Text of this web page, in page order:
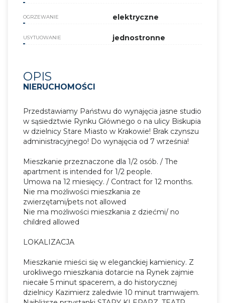
OGRZEWANIE elektryczne
USYTUOWANIE jednostronne
OPIS
NIERUCHOMOŚCI
Przedstawiamy Państwu do wynajęcia jasne studio
w sąsiedztwie Rynku Głównego o na ulicy Biskupia
w dzielnicy Stare Miasto w Krakowie! Brak czynszu
administracyjnego! Do wynajęcia od 7 września!
Mieszkanie przeznaczone dla 1/2 osób. / The
apartment is intended for 1/2 people.
Umowa na 12 miesięcy. / Contract for 12 months.
Nie ma możliwości mieszkania ze
zwierzętami/pets not allowed
Nie ma możliwości mieszkania z dziećmi/ no
childred allowed
LOKALIZACJA
Mieszkanie mieści się w eleganckiej kamienicy. Z
urokliwego mieszkania dotarcie na Rynek zajmie
niecałe 5 minut spacerem, a do historycznej
dzielnicy Kazimierz zaledwie 10 minut tramwajem.